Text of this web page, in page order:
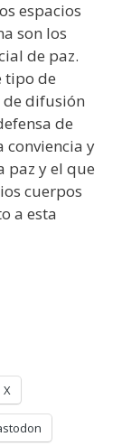
espacios
son los
de paz.
tipo de
de difusión
de
conviencia y
paz y el que
cuerpos
a esta
X